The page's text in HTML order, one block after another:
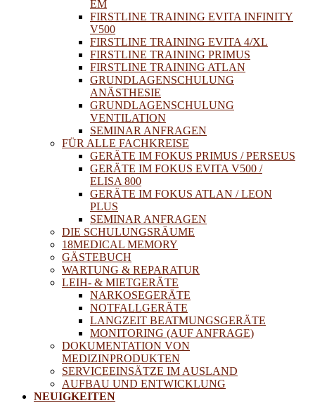
EM
FIRSTLINE TRAINING EVITA INFINITY
V500
FIRSTLINE TRAINING EVITA 4/XL
FIRSTLINE TRAINING PRIMUS
FIRSTLINE TRAINING ATLAN
GRUNDLAGENSCHULUNG
ANÄSTHESIE
GRUNDLAGENSCHULUNG
VENTILATION
SEMINAR ANFRAGEN
FÜR ALLE FACHKREISE
GERÄTE IM FOKUS PRIMUS / PERSEUS
GERÄTE IM FOKUS EVITA V500 /
ELISA 800
GERÄTE IM FOKUS ATLAN / LEON
PLUS
SEMINAR ANFRAGEN
DIE SCHULUNGSRÄUME
18MEDICAL MEMORY
GÄSTEBUCH
WARTUNG & REPARATUR
LEIH- & MIETGERÄTE
NARKOSEGERÄTE
NOTFALLGERÄTE
LANGZEIT BEATMUNGSGERÄTE
MONITORING (AUF ANFRAGE)
DOKUMENTATION VON
MEDIZINPRODUKTEN
SERVICEEINSÄTZE IM AUSLAND
AUFBAU UND ENTWICKLUNG
NEUIGKEITEN